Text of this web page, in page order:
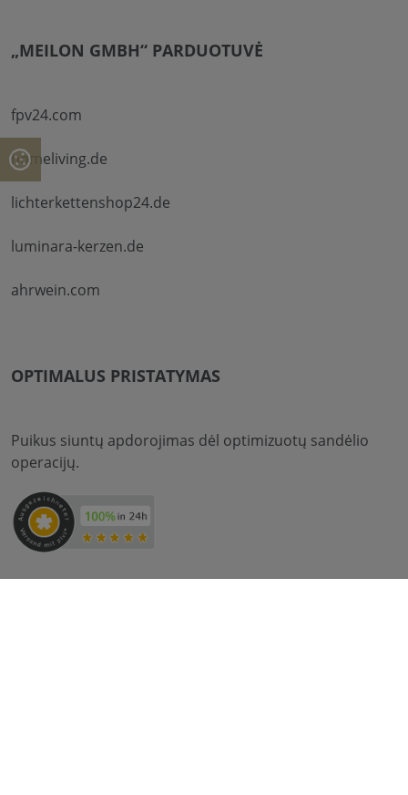
„MEILON GMBH“ PARDUOTUVĖ
fpv24.com
homeliving.de
lichterkettenshop24.de
luminara-kerzen.de
ahrwein.com
OPTIMALUS PRISTATYMAS
Puikus siuntų apdorojimas dėl optimizuotų sandėlio
operacijų.